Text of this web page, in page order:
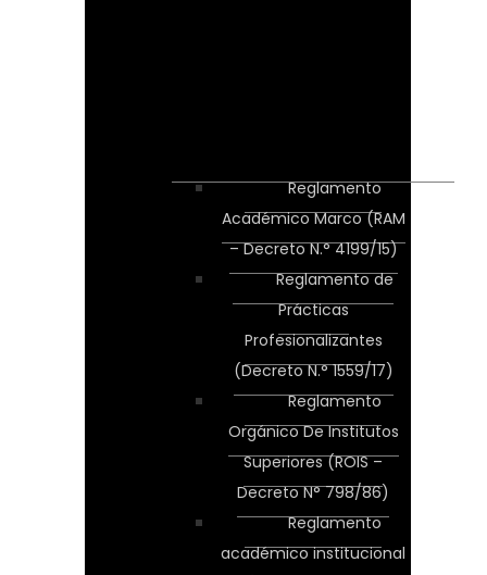
Reglamento
Académico Marco (RAM
– Decreto N.° 4199/15)
Reglamento de
Prácticas
Profesionalizantes
(Decreto N.° 1559/17)
Reglamento
Orgánico De Institutos
Superiores (ROIS –
Decreto N° 798/86)
Reglamento
académico institucional